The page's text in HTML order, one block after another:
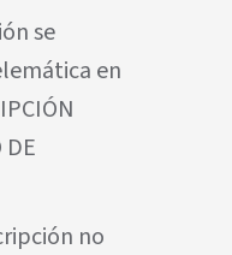
se
en
DE
no